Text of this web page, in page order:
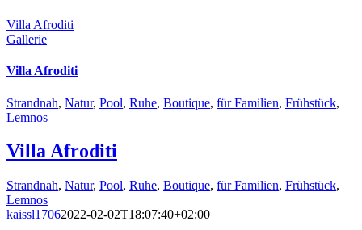
Villa Afroditi
Gallerie
Villa Afroditi
Strandnah, Natur, Pool, Ruhe, Boutique, für Familien, Frühstück,
Lemnos
Villa Afroditi
Strandnah, Natur, Pool, Ruhe, Boutique, für Familien, Frühstück,
Lemnos
kaissl17062022-02-02T18:07:40+02:00